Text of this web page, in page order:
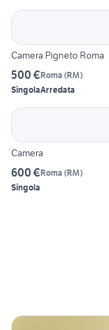
Camera Pigneto Roma
500 €Roma (RM)
SingolaArredata
Camera
600 €Roma (RM)
Singola